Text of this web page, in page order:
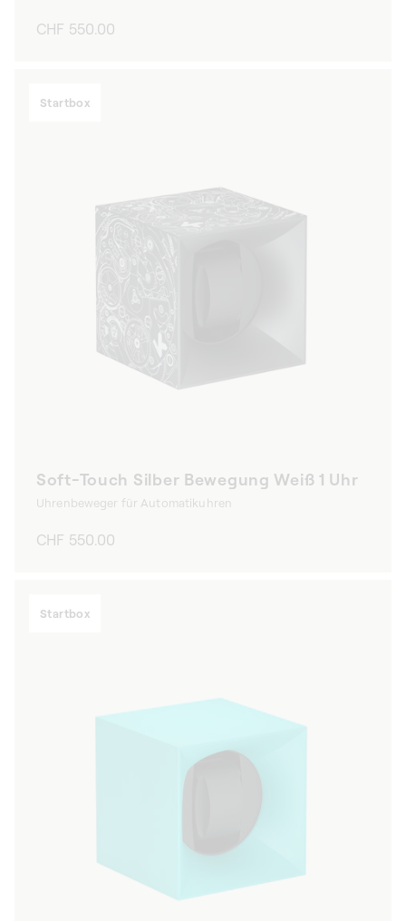
Normaler
CHF 550.00
Startbox
Soft-Touch Silber Bewegung Weiß 1 Uhr
Uhrenbeweger für Automatikuhren
Normaler
CHF 550.00
Startbox